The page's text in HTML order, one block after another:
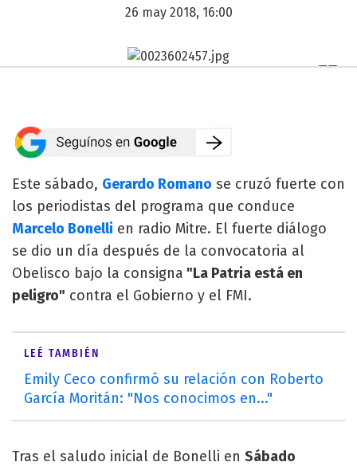
26 may 2018, 16:00
Este sábado, Gerardo Romano se cruzó fuerte con
los periodistas del programa que conduce
Marcelo Bonelli en radio Mitre. El fuerte diálogo
se dio un día después de la convocatoria al
Obelisco bajo la consigna "La Patria está en
peligro" contra el Gobierno y el FMI.
LEÉ TAMBIÉN
Emily Ceco confirmó su relación con Roberto
García Moritán: "Nos conocimos en..."
Tras el saludo inicial de Bonelli en Sábado